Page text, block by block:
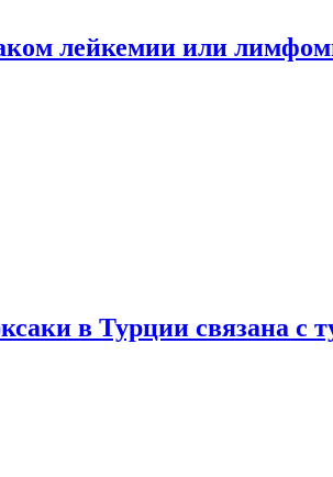
лейкемии или
в Турции связана с